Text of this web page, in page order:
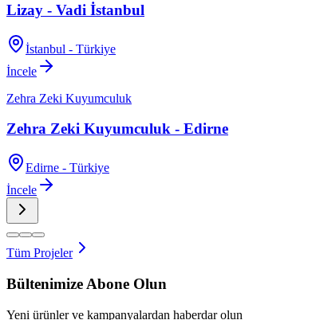
Lizay - Vadi İstanbul
İstanbul - Türkiye
İncele
Zehra Zeki Kuyumculuk
Zehra Zeki Kuyumculuk - Edirne
Edirne - Türkiye
İncele
Tüm Projeler
Bültenimize Abone Olun
Yeni ürünler ve kampanyalardan haberdar olun